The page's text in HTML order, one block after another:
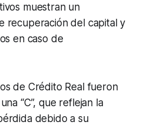
muestran un
recuperación del capital y
en caso de
de Crédito Real fueron
“C”, que reflejan la
debido a su